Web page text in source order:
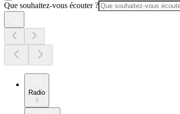
Que souhaitez-vous écouter ?
Radio